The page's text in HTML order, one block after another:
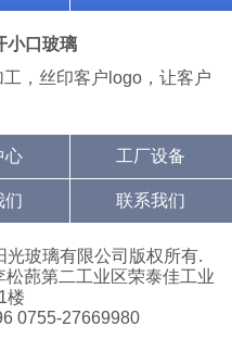
小口玻璃
，丝印客户logo，让客户
心 工厂设备
们 联系我们
玻璃有限公司版权所有.
蓢第二工业区荣泰佳工业
楼
0755-27669980